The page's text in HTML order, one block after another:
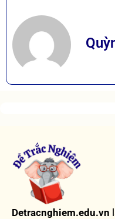
Detracnghiem.edu.vn